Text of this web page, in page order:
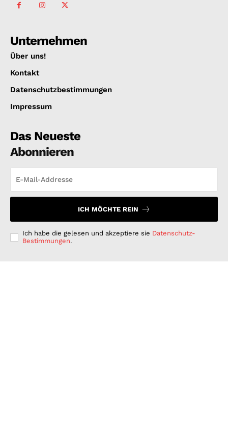
Unternehmen
Über uns!
Kontakt
Datenschutzbestimmungen
Impressum
Das Neueste
Abonnieren
ICH MÖCHTE REIN
Ich habe die gelesen und akzeptiere sie Datenschutz-
Bestimmungen.